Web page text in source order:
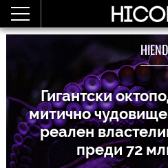
HIEND
Гигантски
митично
реален
преди 72